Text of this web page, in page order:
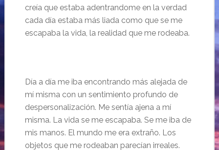
creía que estaba adentrandome en la verdad
cada día estaba más liada como que se me
escapaba la vida, la realidad que me rodeaba.
Día a día me iba encontrando más alejada de
mí misma con un sentimiento profundo de
despersonalización. Me sentía ajena a mí
misma. La vida se me escapaba. Se me iba de
mis manos. El mundo me era extraño. Los
objetos que me rodeaban parecían irreales.